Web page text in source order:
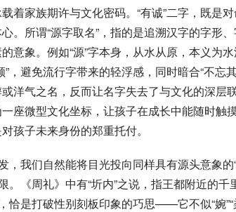
着家族期许与文化密码。“有诚”二字，既
。所谓“源字取名”，指的是追溯汉字的字形
意象。例如“源”字本身，从水从原，本义为
”，避免流行字带来的轻浮感，同时暗合“不
洋气之名，反而让名字失去了与文化的深
座微型文化坐标，让孩子在成长中能随时触
孩子未来身份的郑重托付。
，我们自然能将目光投向同样具有源头意象
。《周礼》中有“圻内”之说，指王都附近的
恰是打破性别刻板印象的巧思——它不似“婉